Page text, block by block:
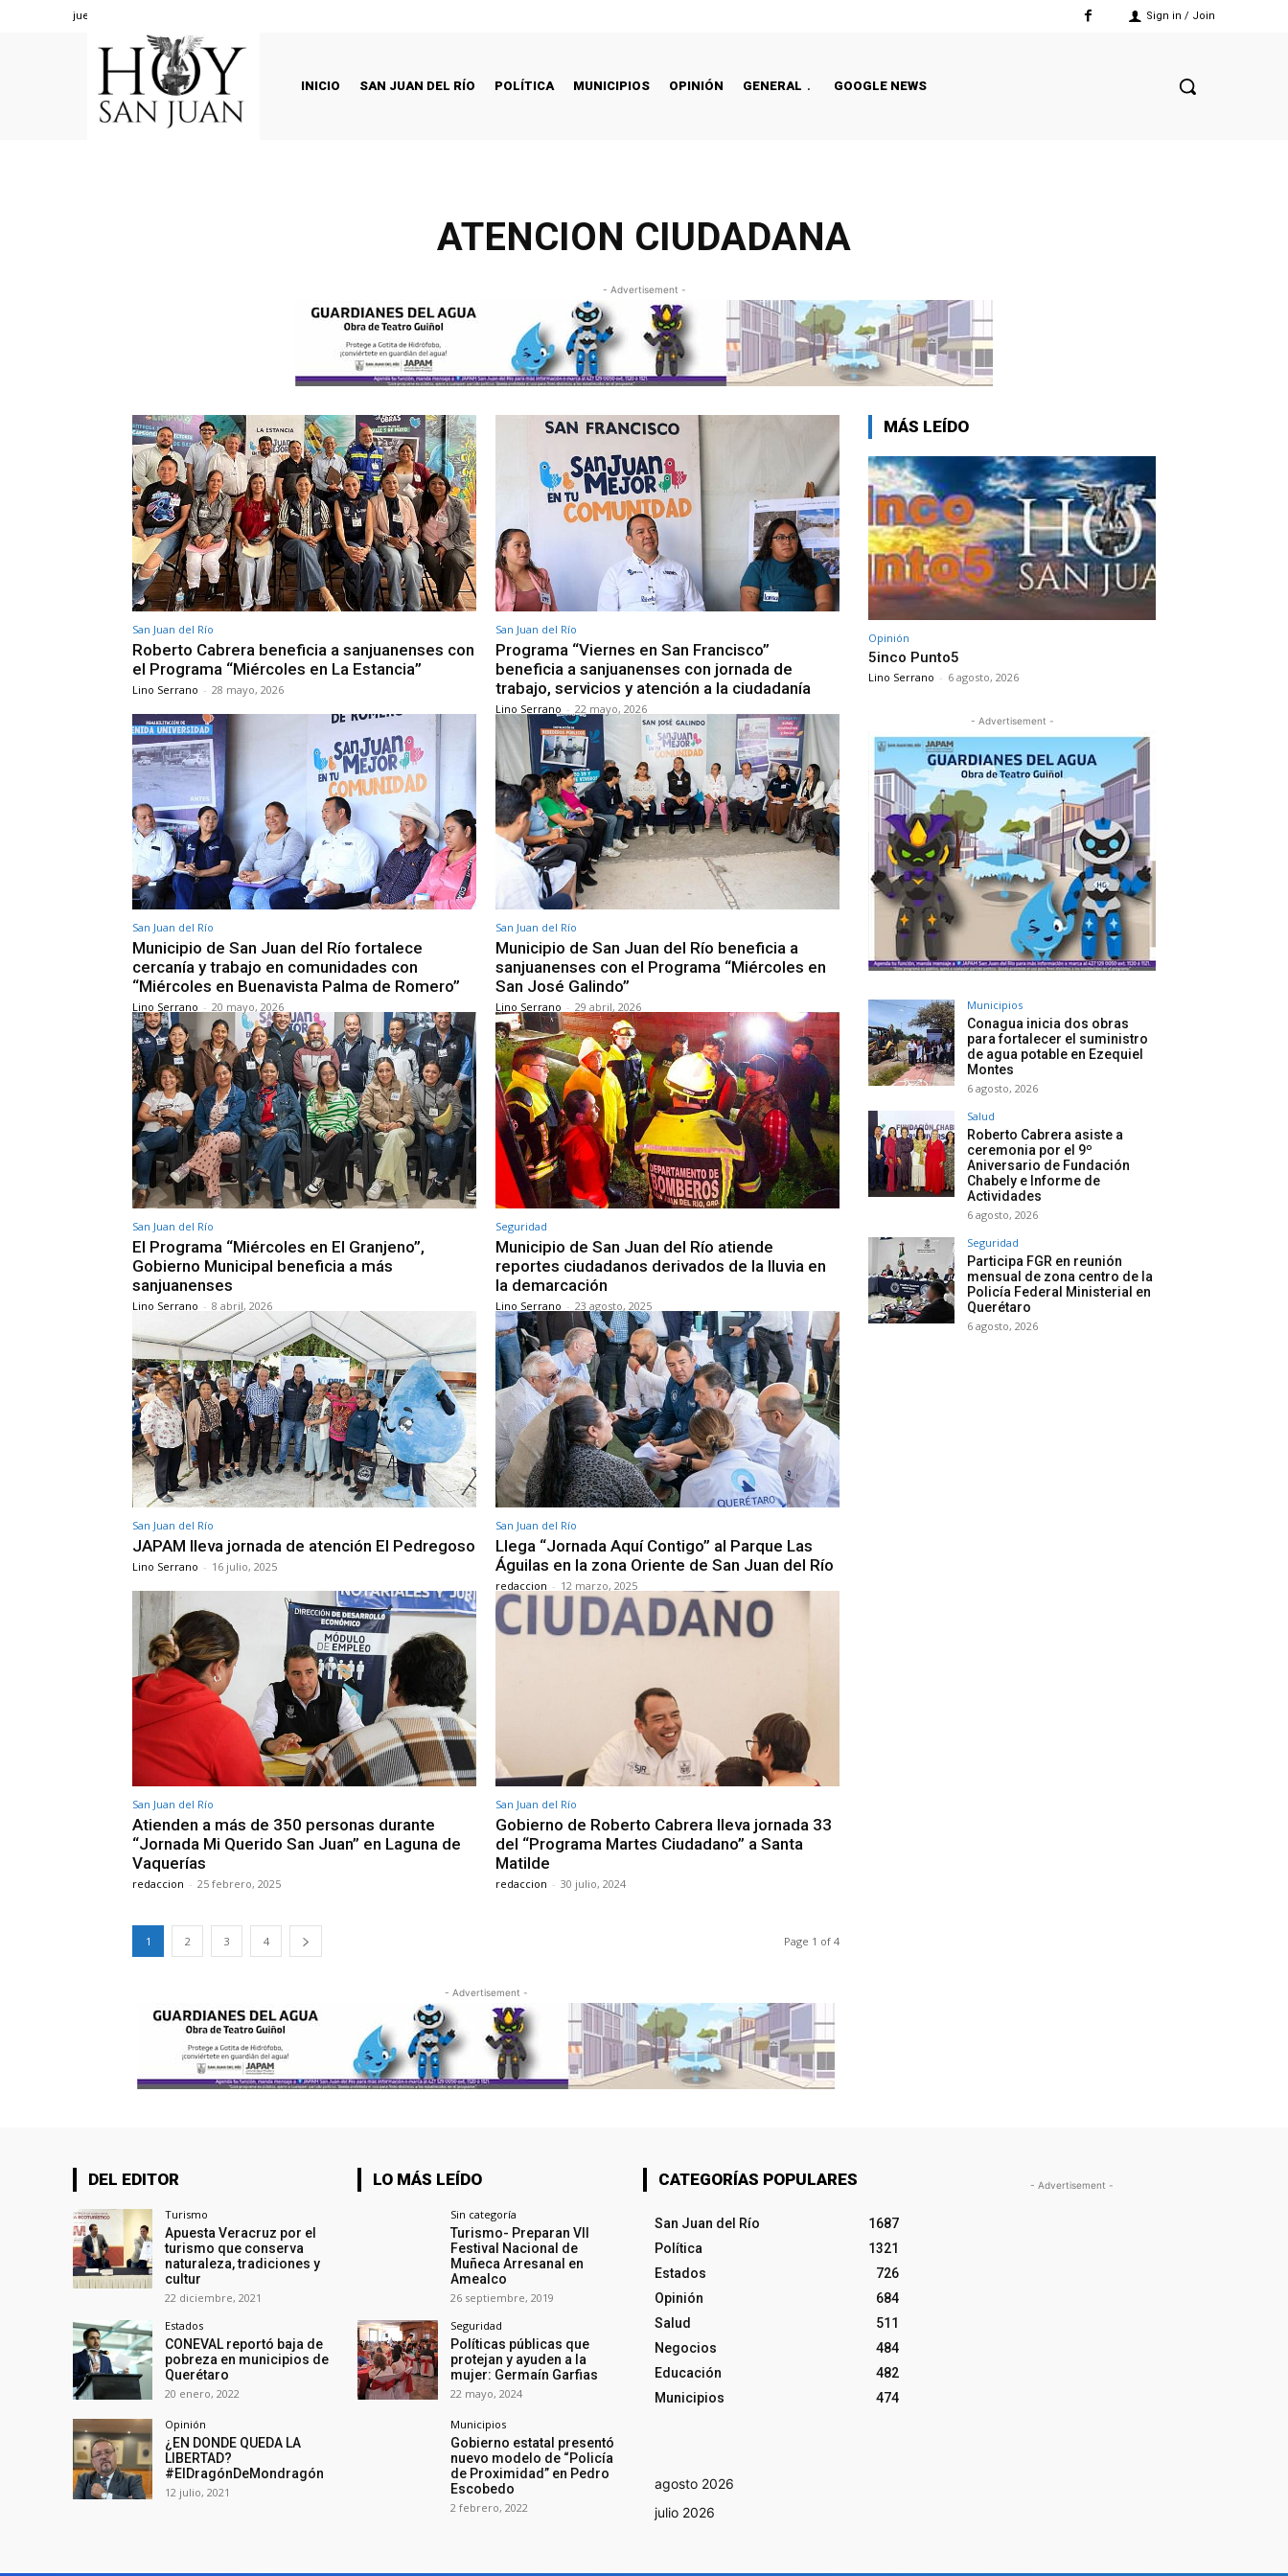
jueves, agosto 6, 2026 Sign in / Join
INICIO SAN JUAN DEL RÍO POLÍTICA MUNICIPIOS OPINIÓN GENERAL GOOGLE NEWS
ATENCION CIUDADANA
- Advertisement -
San Juan del Río
Roberto Cabrera beneficia a sanjuanenses con
el Programa “Miércoles en La Estancia”
Lino Serrano - 28 mayo, 2026
San Juan del Río
Programa “Viernes en San Francisco”
beneficia a sanjuanenses con jornada de
trabajo, servicios y atención a la ciudadanía
Lino Serrano - 22 mayo, 2026
San Juan del Río
Municipio de San Juan del Río fortalece
cercanía y trabajo en comunidades con
“Miércoles en Buenavista Palma de Romero”
Lino Serrano - 20 mayo, 2026
San Juan del Río
Municipio de San Juan del Río beneficia a
sanjuanenses con el Programa “Miércoles en
San José Galindo”
Lino Serrano - 29 abril, 2026
San Juan del Río
El Programa “Miércoles en El Granjeno”,
Gobierno Municipal beneficia a más
sanjuanenses
Lino Serrano - 8 abril, 2026
Seguridad
Municipio de San Juan del Río atiende
reportes ciudadanos derivados de la lluvia en
la demarcación
Lino Serrano - 23 agosto, 2025
San Juan del Río
JAPAM lleva jornada de atención El Pedregoso
Lino Serrano - 16 julio, 2025
San Juan del Río
Llega “Jornada Aquí Contigo” al Parque Las
Águilas en la zona Oriente de San Juan del Río
redaccion - 12 marzo, 2025
San Juan del Río
Atienden a más de 350 personas durante
“Jornada Mi Querido San Juan” en Laguna de
Vaquerías
redaccion - 25 febrero, 2025
San Juan del Río
Gobierno de Roberto Cabrera lleva jornada 33
del “Programa Martes Ciudadano” a Santa
Matilde
redaccion - 30 julio, 2024
1 2 3 4 Page 1 of 4
- Advertisement -
MÁS LEÍDO
Opinión
5inco Punto5
Lino Serrano - 6 agosto, 2026
- Advertisement -
Municipios
Conagua inicia dos obras
para fortalecer el suministro
de agua potable en Ezequiel
Montes
6 agosto, 2026
Salud
Roberto Cabrera asiste a
ceremonia por el 9º
Aniversario de Fundación
Chabely e Informe de
Actividades
6 agosto, 2026
Seguridad
Participa FGR en reunión
mensual de zona centro de la
Policía Federal Ministerial en
Querétaro
6 agosto, 2026
DEL EDITOR
Turismo
Apuesta Veracruz por el
turismo que conserva
naturaleza, tradiciones y
cultur
22 diciembre, 2021
Estados
CONEVAL reportó baja de
pobreza en municipios de
Querétaro
20 enero, 2022
Opinión
¿EN DONDE QUEDA LA
LIBERTAD?
#ElDragónDeMondragón
12 julio, 2021
LO MÁS LEÍDO
Sin categoría
Turismo- Preparan VII
Festival Nacional de
Muñeca Arresanal en
Amealco
26 septiembre, 2019
Seguridad
Políticas públicas que
protejan y ayuden a la
mujer: Germaín Garfias
22 mayo, 2024
Municipios
Gobierno estatal presentó
nuevo modelo de “Policía
de Proximidad” en Pedro
Escobedo
2 febrero, 2022
CATEGORÍAS POPULARES
San Juan del Río
1687
Política
1321
Estados
726
Opinión
684
Salud
511
Negocios
484
Educación
482
Municipios
474
agosto 2026
julio 2026
- Advertisement -